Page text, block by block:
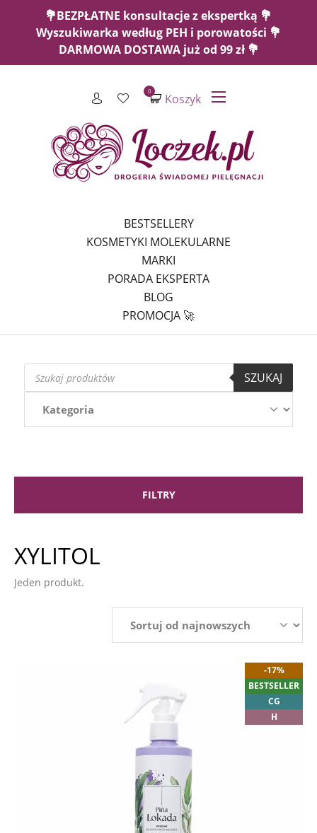
💐BEZPŁATNE konsultacje z ekspertką 💐
Wyszukiwarka według PEH i porowatości 💐
DARMOWA DOSTAWA już od 99 zł 💐
Koszyk
0
BESTSELLERY
KOSMETYKI MOLEKULARNE
MARKI
PORADA EKSPERTA
BLOG
PROMOCJA 🚀
Wyszukiwarka
produktów
SZUKAJ
FILTRY
XYLITOL
Jeden produkt.
-17%
BESTSELLER
CG
H